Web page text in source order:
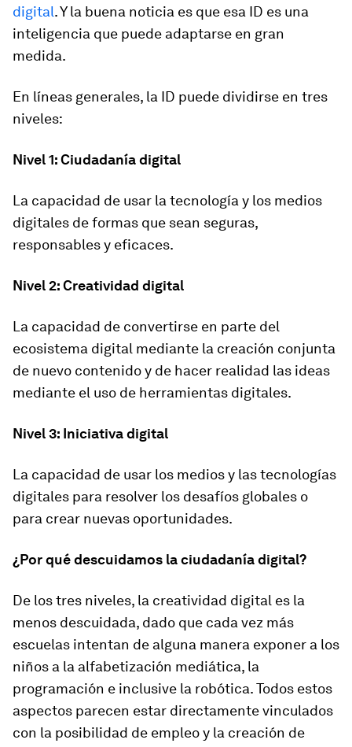
digital. Y la buena noticia es que esa ID es una
inteligencia que puede adaptarse en gran
medida.
En líneas generales, la ID puede dividirse en tres
niveles:
Nivel 1: Ciudadanía digital
La capacidad de usar la tecnología y los medios
digitales de formas que sean seguras,
responsables y eficaces.
Nivel 2: Creatividad digital
La capacidad de convertirse en parte del
ecosistema digital mediante la creación conjunta
de nuevo contenido y de hacer realidad las ideas
mediante el uso de herramientas digitales.
Nivel 3: Iniciativa digital
La capacidad de usar los medios y las tecnologías
digitales para resolver los desafíos globales o
para crear nuevas oportunidades.
¿Por qué descuidamos la ciudadanía digital?
De los tres niveles, la creatividad digital es la
menos descuidada, dado que cada vez más
escuelas intentan de alguna manera exponer a los
niños a la alfabetización mediática, la
programación e inclusive la robótica. Todos estos
aspectos parecen estar directamente vinculados
con la posibilidad de empleo y la creación de